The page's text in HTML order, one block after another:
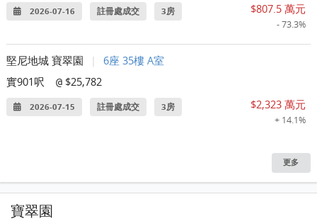
2026-07-16 註冊處成交 3房 $807.5 萬元
- 73.3%
堅尼地城 寶翠園
6座 35樓 A室
實901呎
@ $25,782
2026-07-15 註冊處成交 3房 $2,323 萬元
+ 14.1%
更多
寶翠園